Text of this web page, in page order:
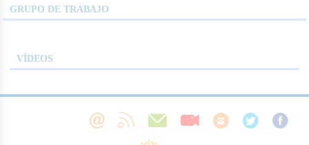
GRUPO DE TRABAJO
VÍDEOS